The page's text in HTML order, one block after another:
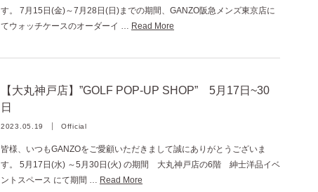
す。 7月15日(金)～7月28日(日)までの期間、GANZO阪急メンズ東京店に
てウォッチケースのオーダーイ … Read More
【大丸神戸店】”GOLF POP-UP SHOP” 5月17日~30
日
2023.05.19 Official
皆様、いつもGANZOをご愛顧いただきまして誠にありがとうございま
す。 5月17日(水) ～5月30日(火) の期間 大丸神戸店の6階 紳士洋品イベ
ントスペース にて期間 … Read More